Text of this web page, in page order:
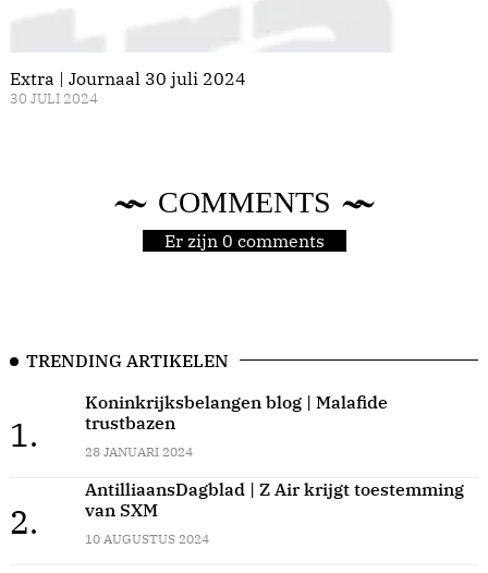
Extra | Journaal 30 juli 2024
30 JULI 2024
COMMENTS
Er zijn 0 comments
TRENDING ARTIKELEN
1.
Koninkrijksbelangen blog | Malafide
trustbazen
28 JANUARI 2024
2.
AntilliaansDagblad | Z Air krijgt toestemming
van SXM
10 AUGUSTUS 2024